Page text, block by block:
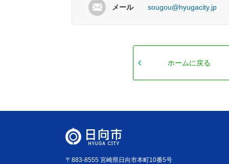
メール sougou@hyugacity.jp
ホームに戻る
〒883-8555 宮崎県日向市本町10番5号